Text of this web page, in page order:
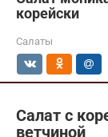
корейски
Салаты
Салат с
ветчиной